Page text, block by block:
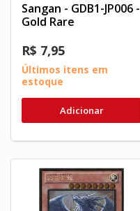
Sangan - GDB1-JP006 -
Gold Rare
R$ 7,95
Últimos itens em
estoque
Adicionar